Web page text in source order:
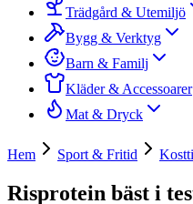
Trädgård & Utemiljö
Bygg & Verktyg
Barn & Familj
Kläder & Accessoarer
Mat & Dryck
Hem Sport & Fritid
Risprotein bäst i